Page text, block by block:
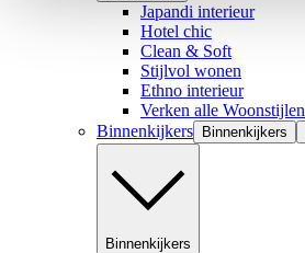
Japandi interieur
Hotel chic
Clean & Soft
Stijlvol wonen
Ethno interieur
Verken alle Woonstijlen
Binnenkijkers
Binnenkijkers
Binnenkijkers